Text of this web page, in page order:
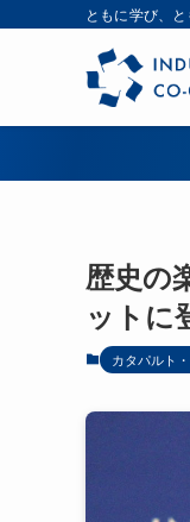
ともに学び、と
歴史の
ットに
カタパルト